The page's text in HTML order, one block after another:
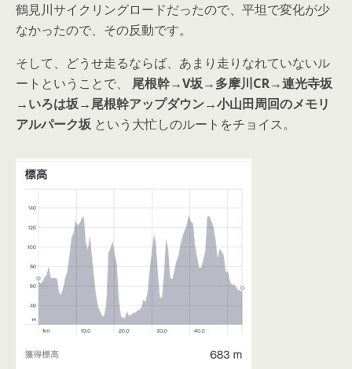
鶴見川サイクリングロードだったので、平坦で変化が少
なかったので、その反動です。
そして、どうせ走るならば、あまり走りなれていないル
ートということで、 尾根幹→V坂→多摩川CR→連光寺坂
→いろは坂→尾根幹アップダウン→小山田周回のメモリ
アルパーク坂 という大忙しのルートをチョイス。